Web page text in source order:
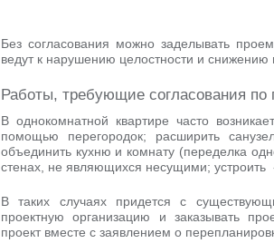
Без согласования можно заделывать
ведут к нарушению целостности и снижению
Работы, требующие согласования по
В однокомнатной квартире часто
помощью перегородок; расширить
объединить кухню и комнату (переделка
стенах, не являющихся несущими; устроить
В таких случаях придется с
проектную организацию и заказывать
проект вместе с заявлением о